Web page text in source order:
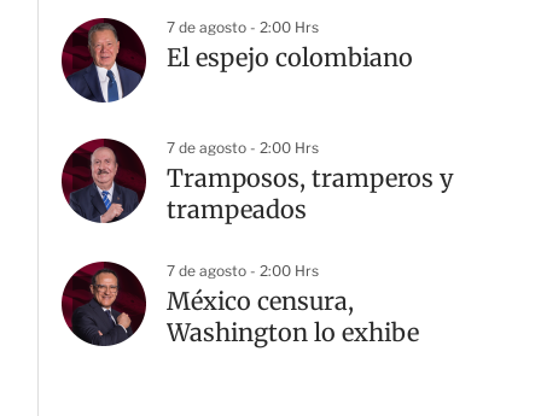
7 de agosto - 2:00 Hrs
El espejo colombiano
7 de agosto - 2:00 Hrs
Tramposos, tramperos y
trampeados
7 de agosto - 2:00 Hrs
México censura,
Washington lo exhibe